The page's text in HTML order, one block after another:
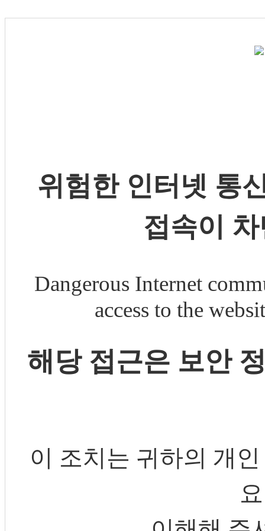
위험한 인터넷 통
접속이
Dangerous Internet
access to the
해당 접근은 보안
이 조치는 귀하의 개